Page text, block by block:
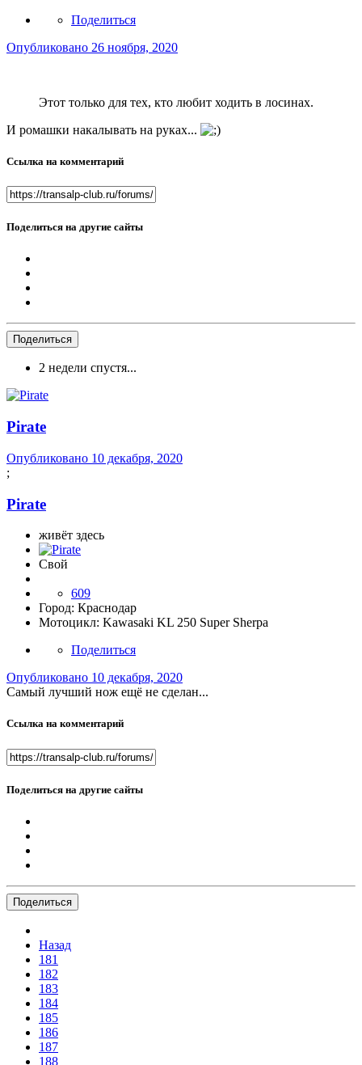
Поделиться
Опубликовано 26 ноября, 2020
Этот только для тех, кто любит ходить в лосинах.
И ромашки накалывать на руках...
Ссылка на комментарий
Поделиться на другие сайты
Поделиться
2 недели спустя...
Pirate
Опубликовано 10 декабря, 2020
;
Pirate
живёт здесь
Свой
609
Город: Краснодар
Мотоцикл: Kawasaki KL 250 Super Sherpa
Поделиться
Опубликовано 10 декабря, 2020
Самый лучший нож ещё не сделан...
Ссылка на комментарий
Поделиться на другие сайты
Поделиться
Назад
181
182
183
184
185
186
187
188